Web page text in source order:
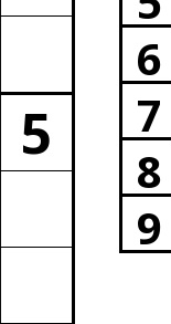
5
6
7
8
9